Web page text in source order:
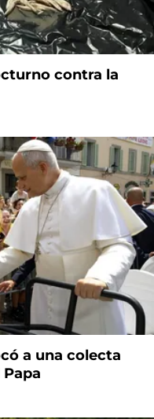
contra la
a una colecta